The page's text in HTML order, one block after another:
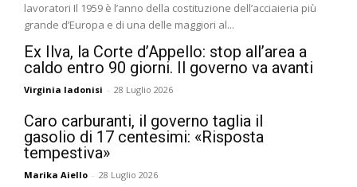
lavoratori Il 1959 è l’anno della costituzione dell’acciaieria più
grande d’Europa e di una delle maggiori al...
Ex Ilva, la Corte d’Appello: stop all’area a
caldo entro 90 giorni. Il governo va avanti
Virginia Iadonisi - 28 Luglio 2026
Caro carburanti, il governo taglia il
gasolio di 17 centesimi: «Risposta
tempestiva»
Marika Aiello - 28 Luglio 2026